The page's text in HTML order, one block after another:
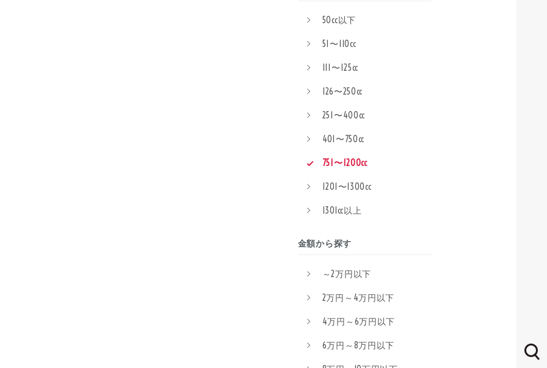
50cc以下
51〜110cc
111〜125cc
126〜250cc
251〜400cc
401〜750cc
751〜1200cc
1201〜1300cc
1301cc以上
金額から探す
～2万円以下
2万円～4万円以下
4万円～6万円以下
6万円～8万円以下